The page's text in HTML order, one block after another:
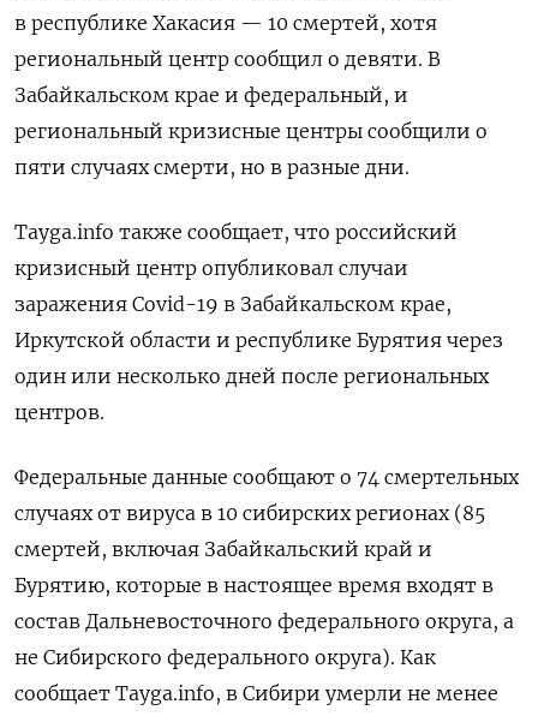
в республике Хакасия — 10 смертей, хотя
региональный центр сообщил о девяти. В
Забайкальском крае и федеральный, и
региональный кризисные центры сообщили о
пяти случаях смерти, но в разные дни.
Tayga.info также сообщает, что российский
кризисный центр опубликовал случаи
заражения Covid-19 в Забайкальском крае,
Иркутской области и республике Бурятия через
один или несколько дней после региональных
центров.
Федеральные данные сообщают о 74 смертельных
случаях от вируса в 10 сибирских регионах (85
смертей, включая Забайкальский край и
Бурятию, которые в настоящее время входят в
состав Дальневосточного федерального округа, а
не Сибирского федерального округа). Как
сообщает Tayga.info, в Сибири умерли не менее